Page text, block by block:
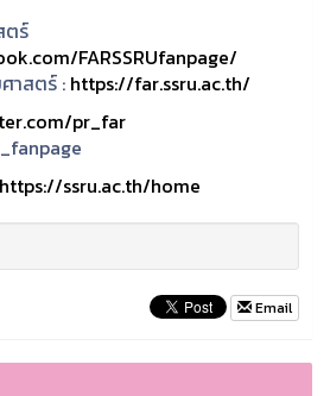
ตร์
FARSSRUfanpage/
าสตร์ : https://far.ssru.ac.th/
pr_far
https://ssru.ac.th/home
Email